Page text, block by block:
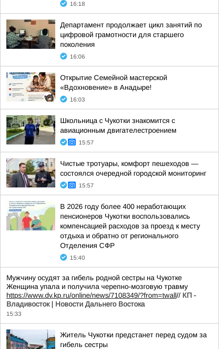
16:18
Департамент продолжает цикл занятий по
цифровой грамотности для старшего
поколения
16:06
Открытие Семейной мастерской
«Вдохновение» в Анадыре!
16:03
Школьница с Чукотки знакомится с
авиационным двигателестроением
15:57
Чистые тротуары, комфорт пешеходов —
состоялся очередной городской мониторинг
15:57
В 2026 году более 400 неработающих
пенсионеров Чукотки воспользовались
компенсацией расходов за проезд к месту
отдыха и обратно от регионального
Отделения СФР
15:40
Мужчину осудят за гибель родной сестры на Чукотке
Женщина упала и получила черепно-мозговую травму
https://www.dv.kp.ru/online/news/7108349/?from=twall// КП -
Владивосток | Новости Дальнего Востока
15:33
Житель Чукотки предстанет перед судом за
гибель сестры